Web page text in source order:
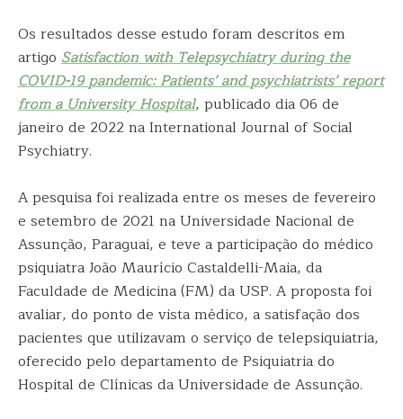
Os resultados desse estudo foram descritos em
artigo Satisfaction with Telepsychiatry during the
COVID-19 pandemic: Patients’ and psychiatrists’ report
from a University Hospital, publicado dia 06 de
janeiro de 2022 na International Journal of Social
Psychiatry.
A pesquisa foi realizada entre os meses de fevereiro
e setembro de 2021 na Universidade Nacional de
Assunção, Paraguai, e teve a participação do médico
psiquiatra João Maurício Castaldelli-Maia, da
Faculdade de Medicina (FM) da USP. A proposta foi
avaliar, do ponto de vista médico, a satisfação dos
pacientes que utilizavam o serviço de telepsiquiatria,
oferecido pelo departamento de Psiquiatria do
Hospital de Clínicas da Universidade de Assunção.